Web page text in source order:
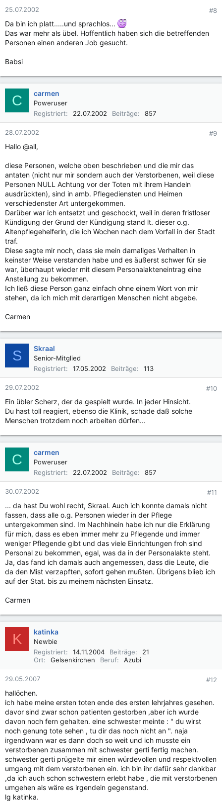
25.07.2002 #8
Da bin ich platt.....und sprachlos...
Das war mehr als übel. Hoffentlich haben sich die betreffenden
Personen einen anderen Job gesucht.
Babsi
C carmen
Poweruser
Registriert
22.07.2002 Beiträge 857
28.07.2002 #9
Hallo @all,
diese Personen, welche oben beschrieben und die mir das
antaten (nicht nur mir sondern auch der Verstorbenen, weil diese
Personen NULL Achtung vor der Toten mit ihrem Handeln
ausdrückten), sind in amb. Pflegediensten und Heimen
verschiedenster Art untergekommen.
Darüber war ich entsetzt und geschockt, weil in deren fristloser
Kündigung der Grund der Kündigung stand lt. dieser o.g.
Altenpflegehelferin, die ich Wochen nach dem Vorfall in der Stadt
traf.
Diese sagte mir noch, dass sie mein damaliges Verhalten in
keinster Weise verstanden habe und es äußerst schwer für sie
war, überhaupt wieder mit diesem Personalakteneintrag eine
Anstellung zu bekommen.
Ich ließ diese Person ganz einfach ohne einem Wort von mir
stehen, da ich mich mit derartigen Menschen nicht abgebe.
Carmen
S Skraal
Senior-Mitglied
Registriert
17.05.2002 Beiträge 113
29.07.2002 #10
Ein übler Scherz, der da gespielt wurde. In jeder Hinsicht.
Du hast toll reagiert, ebenso die Klinik, schade daß solche
Menschen trotzdem noch arbeiten dürfen...
C carmen
Poweruser
Registriert
22.07.2002 Beiträge 857
30.07.2002 #11
... da hast Du wohl recht, Skraal. Auch ich konnte damals nicht
fassen, dass alle o.g. Personen wieder in der Pflege
untergekommen sind. Im Nachhinein habe ich nur die Erklärung
für mich, dass es eben immer mehr zu Pflegende und immer
weniger Pflegende gibt und das viele Einrichtungen froh sind
Personal zu bekommen, egal, was da in der Personalakte steht.
Ja, das fand ich damals auch angemessen, dass die Leute, die
da den Mist verzapften, sofort gehen mußten. Übrigens blieb ich
auf der Stat. bis zu meinem nächsten Einsatz.
Carmen
K katinka
Newbie
Registriert
14.11.2004 Beiträge
21
Ort
Gelsenkirchen Beruf Azubi
29.05.2007 #12
hallöchen.
ich habe meine ersten toten ende des ersten lehrjahres gesehen.
davor sind zwar schon patienten gestorben ,aber ich wurde
davon noch fern gehalten. eine schwester meinte : " du wirst
noch genung tote sehen , tu dir das noch nicht an ". naja
irgendwann war es dann doch so weit und ich musste ein
verstorbenen zusammen mit schwester gerti fertig machen.
schwester gerti prügelte mir einen würdevollen und respektvollen
umgang mit dem verstorbenen ein. ich bin ihr dafür sehr dankbar
,da ich auch schon schwestern erlebt habe , die mit verstorbenen
umgehen als wäre es irgendein gegenstand.
lg katinka.